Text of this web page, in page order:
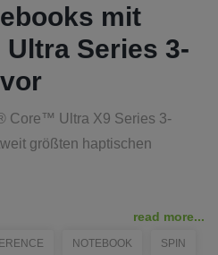
mit
Series 3-
Core™ Ultra X9 Series 3-
größten haptischen
read more...
NOTEBOOK SPIN